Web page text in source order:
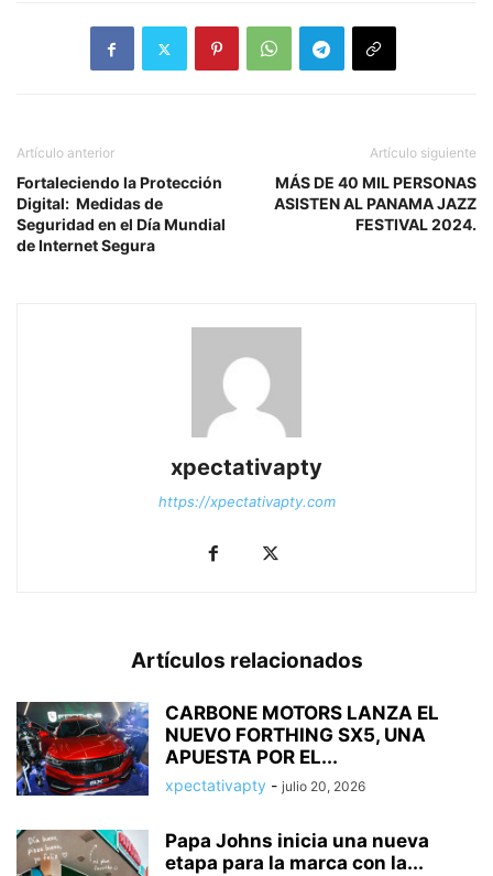
Artículo anterior
Fortaleciendo la Protección
Digital: Medidas de
Seguridad en el Día Mundial
de Internet Segura
Artículo siguiente
MÁS DE 40 MIL PERSONAS
ASISTEN AL PANAMA JAZZ
FESTIVAL 2024.
xpectativapty
https://xpectativapty.com
Artículos relacionados
CARBONE MOTORS LANZA EL
NUEVO FORTHING SX5, UNA
APUESTA POR EL...
xpectativapty - julio 20, 2026
Papa Johns inicia una nueva
etapa para la marca con la...